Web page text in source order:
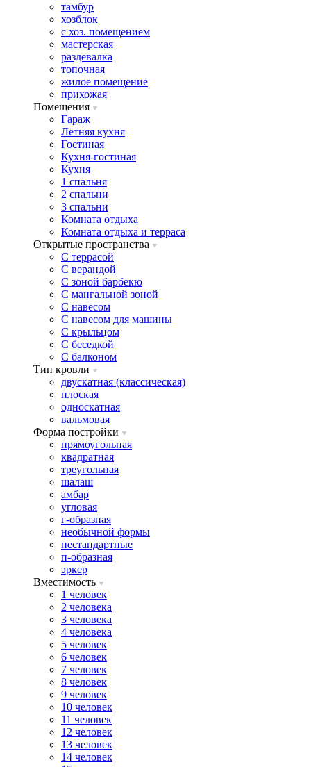
тамбур
хозблок
с хоз. помещением
мастерская
раздевалка
топочная
жилое помещение
прихожая
Помещения
Гараж
Летняя кухня
Гостиная
Кухня-гостиная
Кухня
1 спальня
2 спальни
3 спальни
Комната отдыха
Комната отдыxа и терраса
Открытые пространства
C террасой
C верандой
C зоной барбекю
C мангальной зоной
C навесом
C навесом для машины
C крыльцом
C беседкой
C балконом
Тип кровли
двускатная (классическая)
плоская
односкатная
вальмовая
Форма постройки
прямоугольная
квадратная
треугольная
шалаш
амбар
угловая
г-образная
необычной формы
нестандартные
п-образная
эркер
Вместимость
1 человек
2 человека
3 человека
4 человека
5 человек
6 человек
7 человек
8 человек
9 человек
10 человек
11 человек
12 человек
13 человек
14 человек